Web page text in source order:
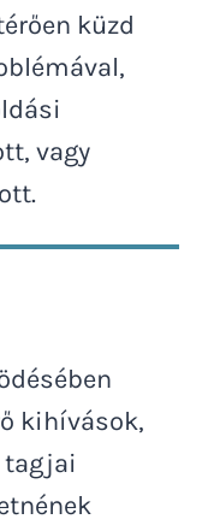
küzd
vagy
kihívások,
tagjai